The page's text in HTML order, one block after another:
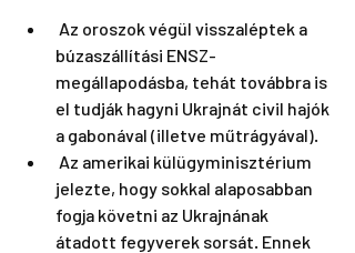
búzaszállítási ENSZ-
megállapodásba, tehát továbbra is
el tudják hagyni Ukrajnát civil hajók
a gabonával (illetve műtrágyával).
jelezte, hogy sokkal alaposabban
fogja követni az Ukrajnának
átadott fegyverek sorsát. Ennek